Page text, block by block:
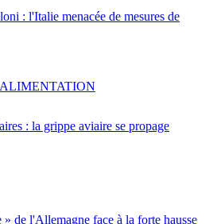
: l'Italie menacée de mesures de
: la grippe aviaire se propage
de l'Allemagne face à la forte hausse